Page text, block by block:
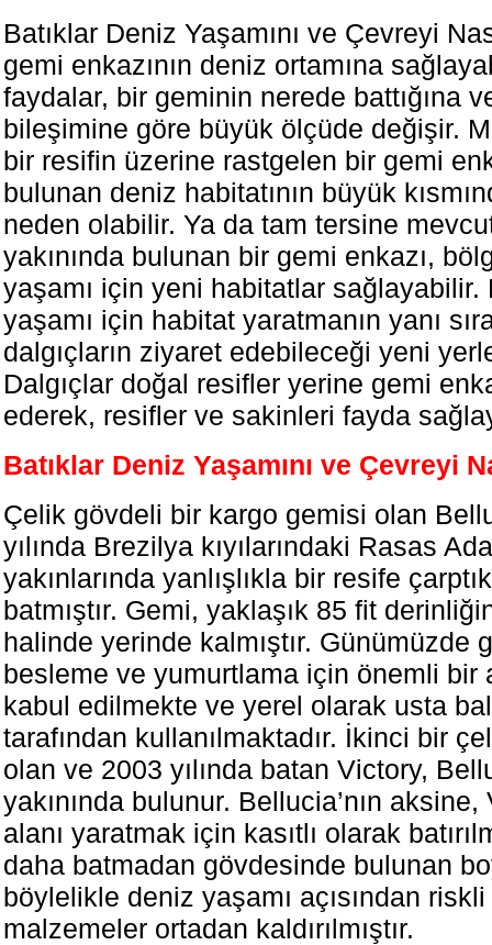
Batıklar Deniz Yaşamını ve Çevreyi
gemi enkazının deniz ortamına
faydalar, bir geminin nerede battığına
bileşimine göre büyük ölçüde değişir.
bir resifin üzerine rastgelen bir gemi
bulunan deniz habitatının büyük
neden olabilir. Ya da tam tersine
yakınında bulunan bir gemi enkazı,
yaşamı için yeni habitatlar sağlayabilir.
yaşamı için habitat yaratmanın yanı
dalgıçların ziyaret edebileceği yeni
Dalgıçlar doğal resifler yerine gemi
ederek, resifler ve sakinleri fayda
Batıklar Deniz Yaşamını ve Çevreyi
Çelik gövdeli bir kargo gemisi olan
yılında Brezilya kıyılarındaki Rasas
yakınlarında yanlışlıkla bir resife
batmıştır. Gemi, yaklaşık 85 fit
halinde yerinde kalmıştır. Günümüzde
besleme ve yumurtlama için önemli bir
kabul edilmekte ve yerel olarak usta
tarafından kullanılmaktadır. İkinci bir
olan ve 2003 yılında batan Victory,
yakınında bulunur. Bellucia’nın
alanı yaratmak için kasıtlı olarak
daha batmadan gövdesinde bulunan
böylelikle deniz yaşamı açısından
malzemeler ortadan kaldırılmıştır.